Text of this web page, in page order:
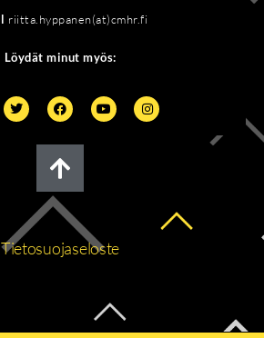
riitta.hyppanen(at)cmhr.fi
Löydät minut myös:
Tietosuojaseloste